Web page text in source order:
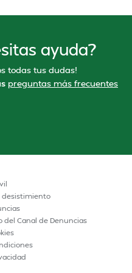
ayuda?
todas tus dudas!
preguntas más frecuentes
desistimiento
del Canal de Denuncias